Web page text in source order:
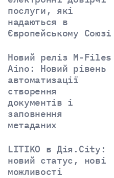
послуги, які
надаються в
Європейському Союзі
Новий реліз M-Files
Aino: Новий рівень
автоматизації
створення
документів і
заповнення
метаданих
LITIKO в Дія.City:
новий статус, нові
можливості